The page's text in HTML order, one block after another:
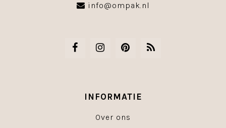
info@ompak.nl
INFORMATIE
Over ons